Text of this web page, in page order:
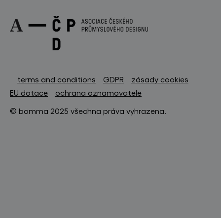
terms and conditions GDPR
zásady cookies
EU dotace
ochrana oznamovatele
© bomma 2025 všechna práva vyhrazena.